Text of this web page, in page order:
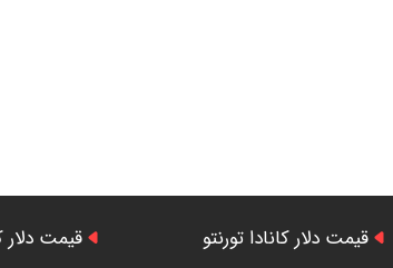
قیمت دلار کانادا تورنتو قیمت دلار